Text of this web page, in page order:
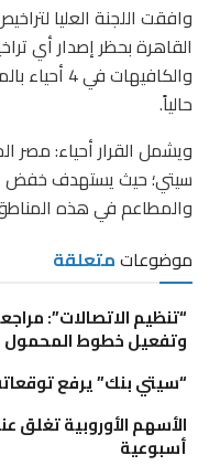
وافقت اللجنة العليا
القاهرة بحظر إصدار أي
حالياً.
ويشمل القرار أحياء: مصر
سيتي؛ حيث يستهدف خفض
والمطاعم في هذه
موضوعاتمتعلقة
“تنظيم الاتصالات”:
وتفعيل خطوط المحمول
“سيتي بنك” يرفع
الأسهم الأوروبية
أسبوعية